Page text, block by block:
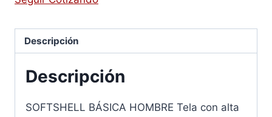
Descripción
Descripción
SOFTSHELL BÁSICA HOMBRE Tela con alta